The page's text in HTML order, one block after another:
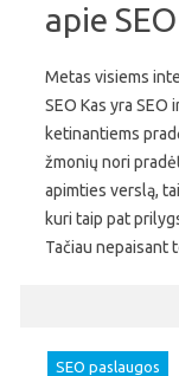
apie SEO
Metas visiems
SEO Kas yra
ketinantiems
žmonių nori
apimties verslą,
kuri taip pat
Tačiau nepaisant
SEO paslaugos